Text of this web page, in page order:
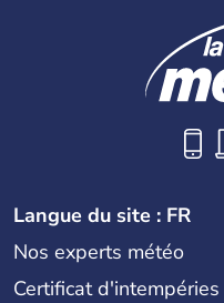
remonte au 24 août
Odessa sont les
Langue du site : FR
Nos experts météo
Certificat d'intempéries